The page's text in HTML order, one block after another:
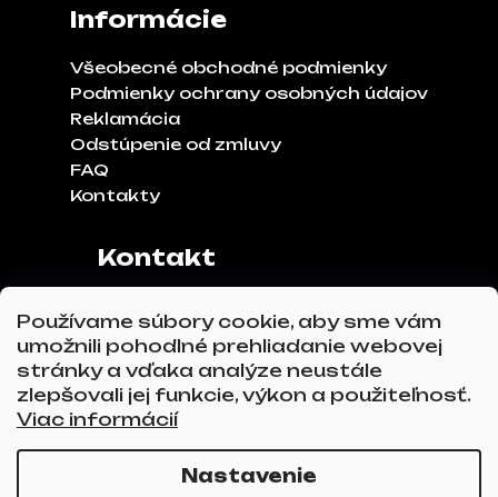
Používame súbory cookie, aby sme vám
umožnili pohodlné prehliadanie webovej
stránky a vďaka analýze neustále
zlepšovali jej funkcie, výkon a použiteľnosť.
Viac informácií
Nastavenie
Informácie
Všeobecné obchodné podmienky
Podmienky ochrany osobných údajov
Reklamácia
Odstúpenie od zmluvy
FAQ
Kontakty
Kontakt
Hviezdoslavov
Tel.č.:0911 271 302
Email:info@glovez.sk